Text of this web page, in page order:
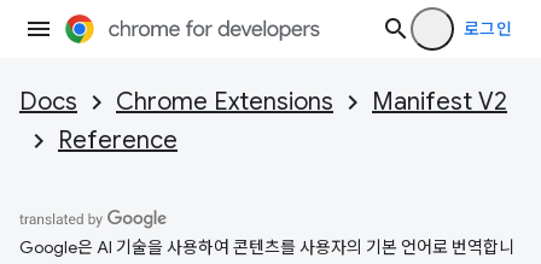
로그인
Docs Chrome Extensions
Manifest V2
Reference
Google은 AI 기술을 사용하여 콘텐츠를 사용자의 기본 언어로 번역합니